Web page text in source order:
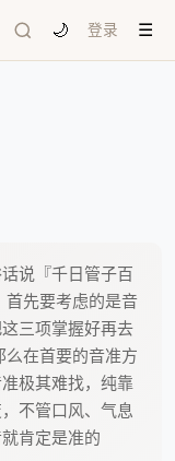
🌙 登录 ☰
说『千日管子百
首先要考虑的是音
三项掌握好再去
在首要的音准方
极其难找，纯靠
不管口风、气息
肯定是准的